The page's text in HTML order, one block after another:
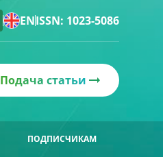
ENISSN: 1023-5086
Подача статьи
ПОДПИСЧИКАМ